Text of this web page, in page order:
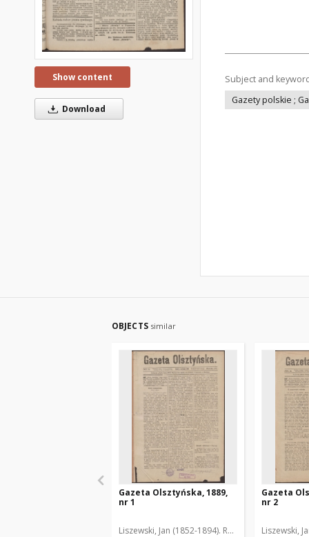
Show content
Download
Subject and
Gazety polskie ;
OBJECTS similar
Gazeta Olsztyńska, 1889,
nr 1
Liszewski, Jan (1852-1894). Red.
Gazeta
nr 2
Liszewski,